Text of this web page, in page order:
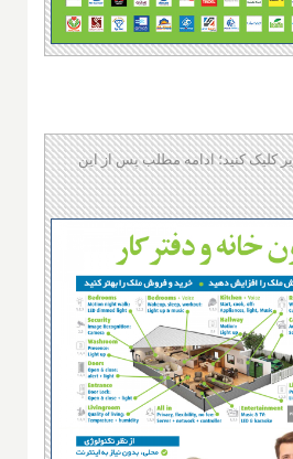
کلیک کنید؛ ادامه مطلب پس از این